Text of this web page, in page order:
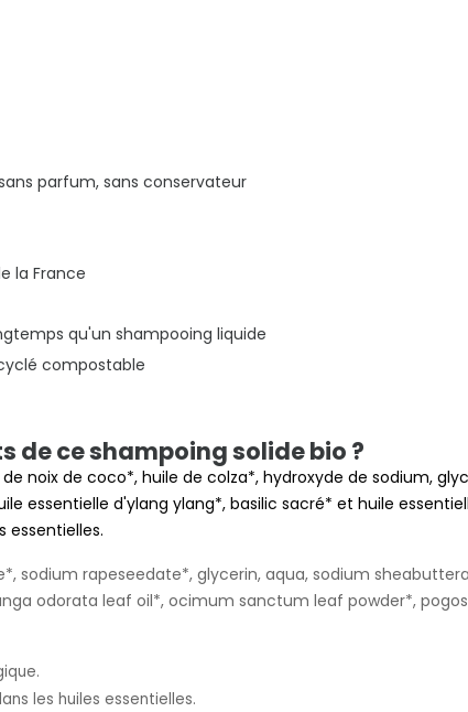
parfum, sans conservateur
la France
qu'un shampooing liquide
compostable
de ce shampoing solide bio ?
de noix de coco*, huile de colza*, hydroxyde de sodium,
essentielle d'ylang ylang*, basilic sacré* et huile
essentielles.
sodium rapeseedate*, glycerin, aqua, sodium
odorata leaf oil*, ocimum sanctum leaf powder*,
les huiles essentielles.